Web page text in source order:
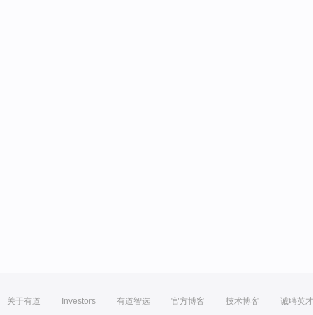
关于有道 Investors 有道智选 官方博客 技术博客 诚聘英才